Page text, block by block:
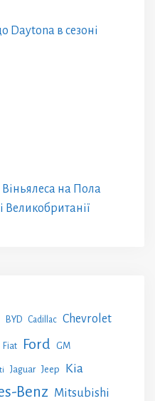
Daytona в сезоні
на Пола
Великобританії
BYD Cadillac Chevrolet
Fiat Ford GM
Jaguar Jeep Kia
Benz Mitsubishi